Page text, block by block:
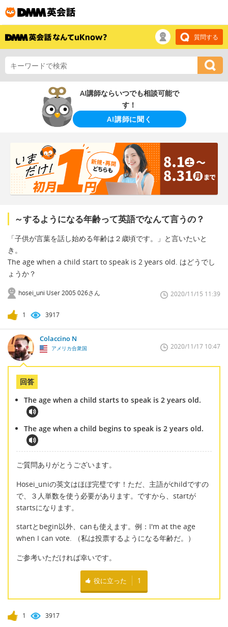
質問する
AI講師ならいつでも相談可能で
す！
AI講師に聞く
～するようになる年齢って英語でなんて言うの？
「子供が言葉を話し始める年齢は２歳頃です。」と言いたいと
き。
The age when a child start to speak is 2 years old. はどうでし
ょうか？
hosei_uni User 2005 026さん 2020/11/15 11:39
1 3917
Colaccino N
アメリカ合衆国 2020/11/17 10:47
回答
The age when a child starts to speak is 2 years old.
The age when a child begins to speak is 2 years old.
ご質問ありがとうございます。
Hosei_uniの英文はほぼ完璧です！ただ、主語がchildですの
で、３人単数を使う必要があります。ですから、startが
startsになります。
startとbegin以外、canも使えます。例：I'm at the age
when I can vote. （私は投票するようになる年齢だ。）
ご参考いただければ幸いです。
役に立った 1
1 3917